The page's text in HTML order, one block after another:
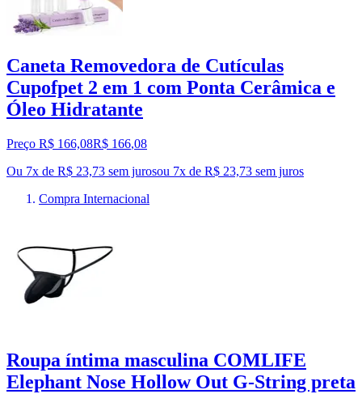
Caneta Removedora de Cutículas
Cupofpet 2 em 1 com Ponta Cerâmica e
Óleo Hidratante
Preço R$ 166,08R$ 166,08
Ou 7x de R$ 23,73 sem jurosou 7x de R$ 23,73 sem juros
Compra Internacional
Roupa íntima masculina COMLIFE
Elephant Nose Hollow Out G-String preta